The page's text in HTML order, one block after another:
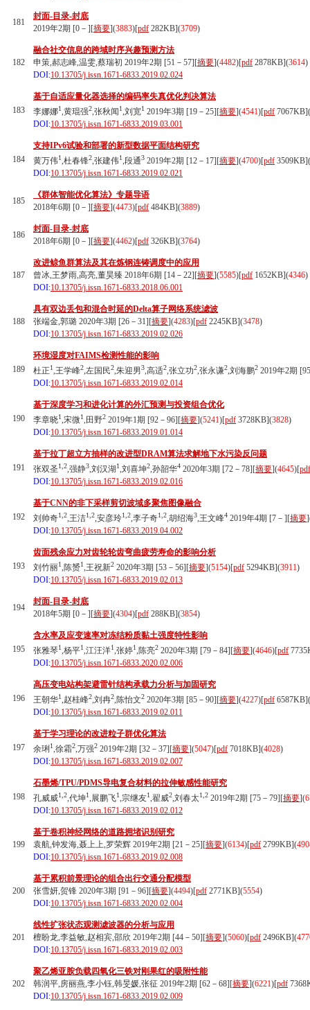
181
封面-目录-封底
2019年2期 [0－][摘要](3883)[pdf 282KB](3709)
182
融合社交信息的跨域时序兴趣预测方法
申策,郝志峰,温雯,蔡瑞初 2019年2期 [51－57][摘要](4482)[pdf 2878KB](3614)
DOI:10.13705/j.issn.1671-6833.2019.02.024
183
基于自适应量化器选择的编码率失真优化判决算法
李娜娜1,黄琨强2,张秋闻 1,刘宽1 2019年3期 [19－25][摘要](4541)[pdf 7067KB](
DOI:10.13705/j.issn.1671-6833.2019.03.001
184
支持IPv6试验和部署的新型数据平面结构研究
黄万伟1,杜春锋2,张建伟1,段通3 2019年2期 [12－17][摘要](4700)[pdf 3509KB](
DOI:10.13705/j.issn.1671-6833.2019.02.021
185
《群体智能优化算法》专题导语
2018年6期 [0－][摘要](4473)[pdf 484KB](3889)
186
封面-目录-封底
2018年6期 [0－][摘要](4462)[pdf 326KB](3764)
187
改进鲸鱼群算法及其在炼钢连铸调度中的应用
曾冰,王梦雨,高亮,董昊臻 2018年6期 [14－22][摘要](5585)[pdf 1652KB](4346)
DOI:10.13705/j.issn.1671-6833.2018.06.001
188
具有双边丢包和混合时延的Delta算子网络系统滤波
张端金,郭璐 2020年3期 [26－31][摘要](4283)[pdf 2245KB](3478)
DOI:10.13705/j.issn.1671-6833.2019.02.026
189
环境湿度对FAIMS检测性能的影响
杜正1,王学峰2,左国民2,朱迎男3,高适2,张立功2,张永谦2,刘海鹏2 2019年2期
DOI:10.13705/j.issn.1671-6833.2019.02.014
190
基于深度学习和进化计算的外汇预测与投资组合优化
李章晓1,宋微1,田野2 2019年1期 [92－96][摘要](5241)[pdf 3728KB](3828)
DOI:10.13705/j.issn.1671-6833.2019.01.014
191
基于拉丁超立方抽样的改进型DRAM算法求解地下水污染反问题
张双圣1,2,强静3,刘汉湖1,刘喜坤2,孙韶华4 2020年3期 [72－78][摘要](4645)[pdf
DOI:10.13705/j.issn.1671-6833.2019.02.016
192
基于CNN的非下采样剪切波域多聚焦图像融合
刘帅奇1,2,王洁1,2,安彦玲1,2,李子奇1,2,胡绍海3,王文峰4 2019年4期 [7－][摘要
DOI:10.13705/j.issn.1671-6833.2019.04.002
193
齿面残余应力对齿轮轮齿弯曲疲劳寿命的影响分析
刘竹丽1,陈赟1,王祝新2 2020年3期 [53－56][摘要](5154)[pdf 5294KB](3911)
DOI:10.13705/j.issn.1671-6833.2019.02.013
194
封面-目录-封底
2018年5期 [0－][摘要](4304)[pdf 288KB](3854)
195
含水率及应变速率对冻结粉质黏土强度特性影响
张雅琴1,杨平1,江汪洋1,张婷1,陈亮2 2020年3期 [79－84][摘要](4646)[pdf
DOI:10.13705/j.issn.1671-6833.2020.02.006
196
高压变电站构架避雷针结构承载力分析与加固研究
王朝华1,赵桂峰2,刘冉2,陈怡文2 2020年3期 [85－90][摘要](4227)[pdf 6587KB](
DOI:10.13705/j.issn.1671-6833.2019.02.011
197
基于学习理论的改进粒子群优化算法
余琍 1,徐霜2,万强2 2019年2期 [32－37][摘要](5047)[pdf 7018KB](4028)
DOI:10.13705/j.issn.1671-6833.2019.02.007
198
石墨烯/TPU/PDMS导电复合材料的拉伸敏感性能研究
孔威威1,2,代坤1,展鹏飞1,宗继友1,翟威2,刘春太1,2 2019年2期 [75－79][摘要](
DOI:10.13705/j.issn.1671-6833.2019.02.012
199
基于卷积神经网络的道路拥堵识别研究
袁航,钟发海,聂上上,罗荣辉 2019年2期 [21－25][摘要](6134)[pdf 2799KB](
DOI:10.13705/j.issn.1671-6833.2019.02.008
200
基于累积前景理论的组合出行交通分配模型
张雪妍,贺锋 2020年3期 [91－96][摘要](4494)[pdf 2771KB](5554)
DOI:10.13705/j.issn.1671-6833.2020.02.004
201
线性扩张状态观测滤波器的分析与应用
檀盼龙,李益敏,赵相宾,邵欣 2019年2期 [44－50][摘要](5060)[pdf 2496KB](
DOI:10.13705/j.issn.1671-6833.2019.02.003
202
聚乙烯亚胺负载四氧化三铁对刚果红的吸附性能
韩润平,房丽燕,李小钰,韩旻媛,张征 2019年2期 [62－68][摘要](6221)[pdf
DOI:10.13705/j.issn.1671-6833.2019.02.009